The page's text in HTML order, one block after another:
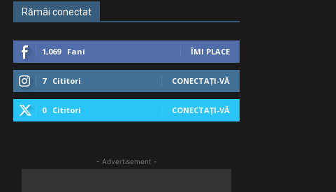
Rămâi conectat
1,069 Fani ÎMI PLACE
7 Cititori CONECTAȚI-VĂ
0 Cititori CONECTAȚI-VĂ
- Advertisement -